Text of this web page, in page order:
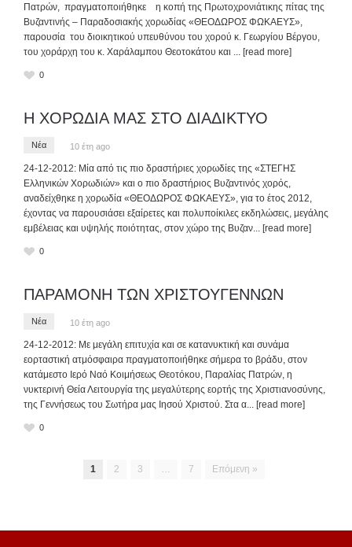
Πατρών, πραγματοποιήθηκε η κοπή της Πρωτοχρονιάτικης πίτας της
Βυζαντινής – Παραδοσιακής χορωδίας «ΘΕΟΔΩΡΟΣ ΦΩΚΑΕΥΣ»,
παρουσία του διοικητικού υπευθύνου του χορού κ. Γεωργίου Βέργου,
του χοράρχη του κ. Χαράλαμπου Θεοτοκάτου και ... [read more]
0
Η ΧΟΡΩΔΙΑ ΜΑΣ ΣΤΟ ΔΙΑΔΙΚΤΥΟ
Νέα 10 έτη ago
24-12-2012: Μία από τις πιο δραστήριες χορωδίες της «ΣΤΕΓΗΣ
Ελληνικών Χορωδιών» και ο πιο δραστήριος Βυζαντινός χορός,
αναδείχθηκε η χορωδία «ΘΕΟΔΩΡΟΣ ΦΩΚΑΕΥΣ», για το έτος 2012,
έχοντας να παρουσιάσει εξαίρετες και πολυποίκιλες εκδηλώσεις, μεγάλης
εμβέλειας και υψηλής ποιότητας, στον χώρο της Βυζαν... [read more]
0
ΠΑΡΑΜΟΝΗ ΤΩΝ ΧΡΙΣΤΟΥΓΕΝΝΩΝ
Νέα 10 έτη ago
24-12-2012: Με μεγάλη επιτυχία και σε κατανυκτική και συνάμα
εορταστική ατμόσφαιρα πραγματοποιήθηκε σήμερα το βράδυ, στον
κατάμεστο Ιερό Ναό Κοιμήσεως Θεοτόκου, Παραλίας Πατρών, η
νυκτερινή Θεία Λειτουργία της μεγαλύτερης εορτής της Χριστιανοσύνης,
της Γεννήσεως του Σωτήρα μας Ιησού Χριστού. Στα α... [read more]
0
1 2 3 … 7 Επόμενη »